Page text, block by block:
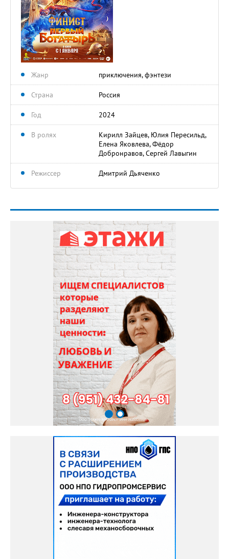
Жанр приключения, фэнтези
Страна Россия
Год 2024
В ролях
Кирилл Зайцев, Юлия Пересильд,
Елена Яковлева, Фёдор
Добронравов, Сергей Лавыгин
Режиссер Дмитрий Дьяченко